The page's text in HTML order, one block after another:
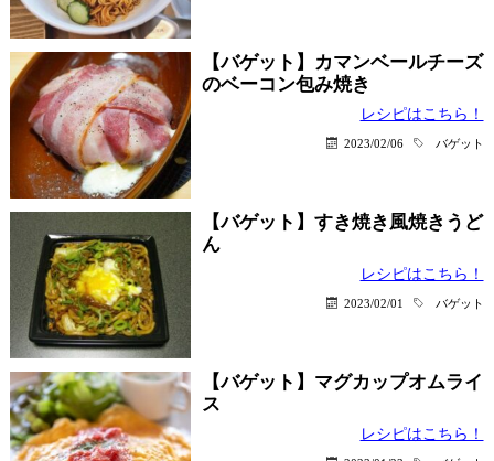
【バゲット】カマンベールチーズ
のベーコン包み焼き
レシピはこちら！
2023/02/06 バゲット
【バゲット】すき焼き風焼きうど
ん
レシピはこちら！
2023/02/01 バゲット
【バゲット】マグカップオムライ
ス
レシピはこちら！